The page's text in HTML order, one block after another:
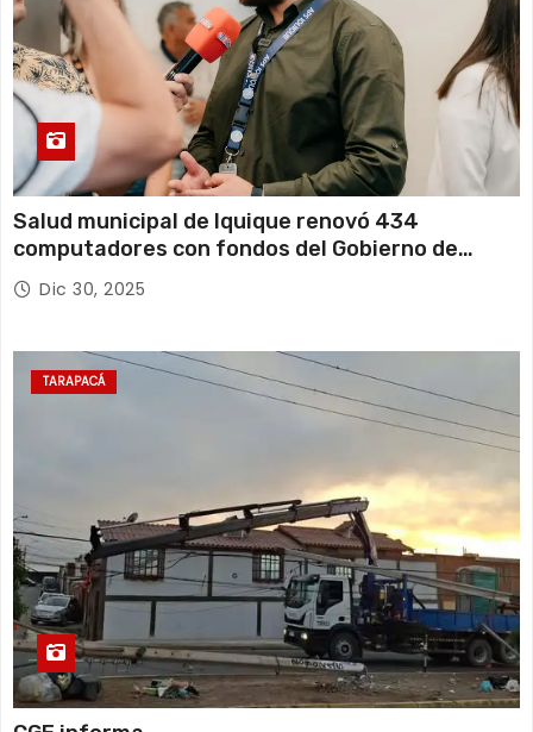
Salud municipal de Iquique renovó 434
computadores con fondos del Gobierno de
Tarapacá
Dic 30, 2025
TARAPACÁ